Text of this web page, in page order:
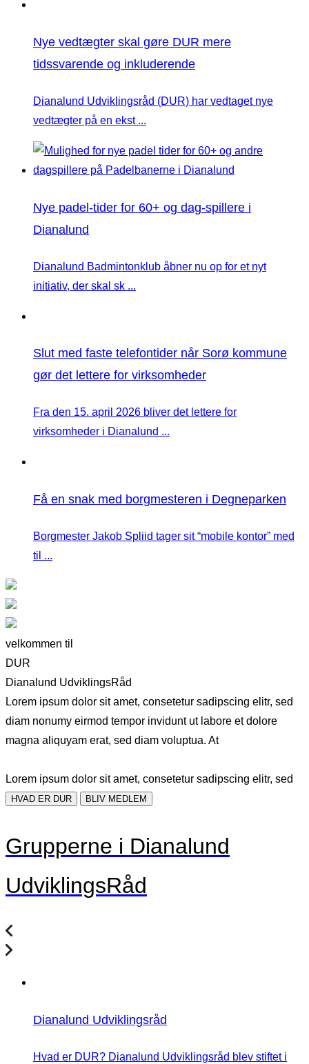
Nye vedtægter skal gøre DUR mere
tidssvarende og inkluderende
Dianalund Udviklingsråd (DUR) har vedtaget nye
vedtægter på en ekst ...
Nye padel-tider for 60+ og dag-spillere i
Dianalund
Dianalund Badmintonklub åbner nu op for et nyt
initiativ, der skal sk ...
Slut med faste telefontider når Sorø kommune
gør det lettere for virksomheder
Fra den 15. april 2026 bliver det lettere for
virksomheder i Dianalund ...
Få en snak med borgmesteren i Degneparken
Borgmester Jakob Spliid tager sit “mobile kontor” med
til ...
velkommen til
DUR
Dianalund UdviklingsRåd
Lorem ipsum dolor sit amet, consetetur sadipscing elitr, sed
diam nonumy eirmod tempor invidunt ut labore et dolore
magna aliquyam erat, sed diam voluptua. At
Lorem ipsum dolor sit amet, consetetur sadipscing elitr, sed
HVAD ER DUR BLIV MEDLEM
Grupperne i Dianalund
UdviklingsRåd
Dianalund Udviklingsråd
Hvad er DUR? Dianalund Udviklingsråd blev stiftet i